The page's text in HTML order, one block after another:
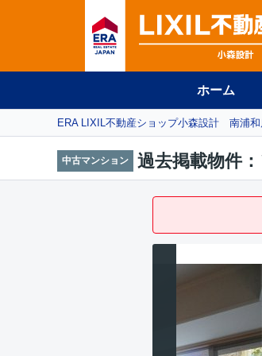
ホーム
ERA LIXIL不動産ショップ小森設計 南浦和
中古マンション 過去掲載物件